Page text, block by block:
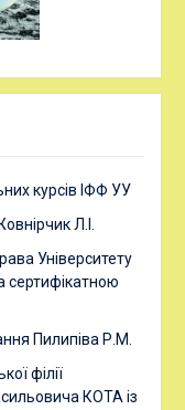
курсів ІФФ УУ
Л.І.
Університету
сертифікатною
Пилипіва Р.М.
філії
КОТА із